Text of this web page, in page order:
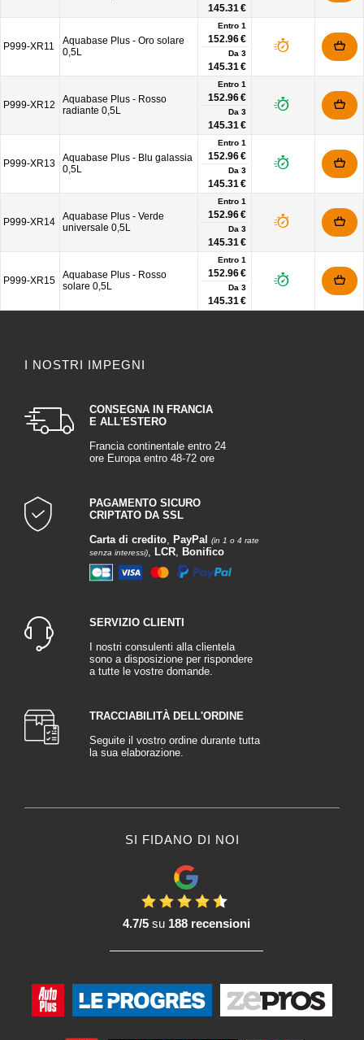
145.31 €
P999-XR11
Aquabase Plus - Oro solare
0,5L
Entro 1
152.96 €
Da 3
145.31 €
P999-XR12
Aquabase Plus - Rosso
radiante 0,5L
Entro 1
152.96 €
Da 3
145.31 €
P999-XR13
Aquabase Plus - Blu galassia
0,5L
Entro 1
152.96 €
Da 3
145.31 €
P999-XR14
Aquabase Plus - Verde
universale 0,5L
Entro 1
152.96 €
Da 3
145.31 €
P999-XR15
Aquabase Plus - Rosso
solare 0,5L
Entro 1
152.96 €
Da 3
145.31 €
I NOSTRI IMPEGNI
CONSEGNA IN FRANCIA
E ALL'ESTERO
Francia continentale entro 24
ore Europa entro 48-72 ore
PAGAMENTO SICURO
CRIPTATO DA SSL
Carta di credito, PayPal
(in 1 o 4 rate
senza interessi), LCR, Bonifico
SERVIZIO CLIENTI
I nostri consulenti alla clientela
sono a disposizione per rispondere
a tutte le vostre domande.
TRACCIABILITÀ DELL'ORDINE
Seguite il vostro ordine durante tutta
la sua elaborazione.
SI FIDANO DI NOI
4.7/5su 188 recensioni